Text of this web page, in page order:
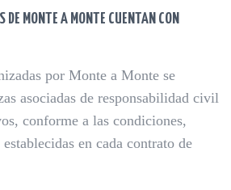
DE MONTE A MONTE CUENTAN CON
por Monte a Monte se
asociadas de responsabilidad civil
conforme a las condiciones,
en cada contrato de